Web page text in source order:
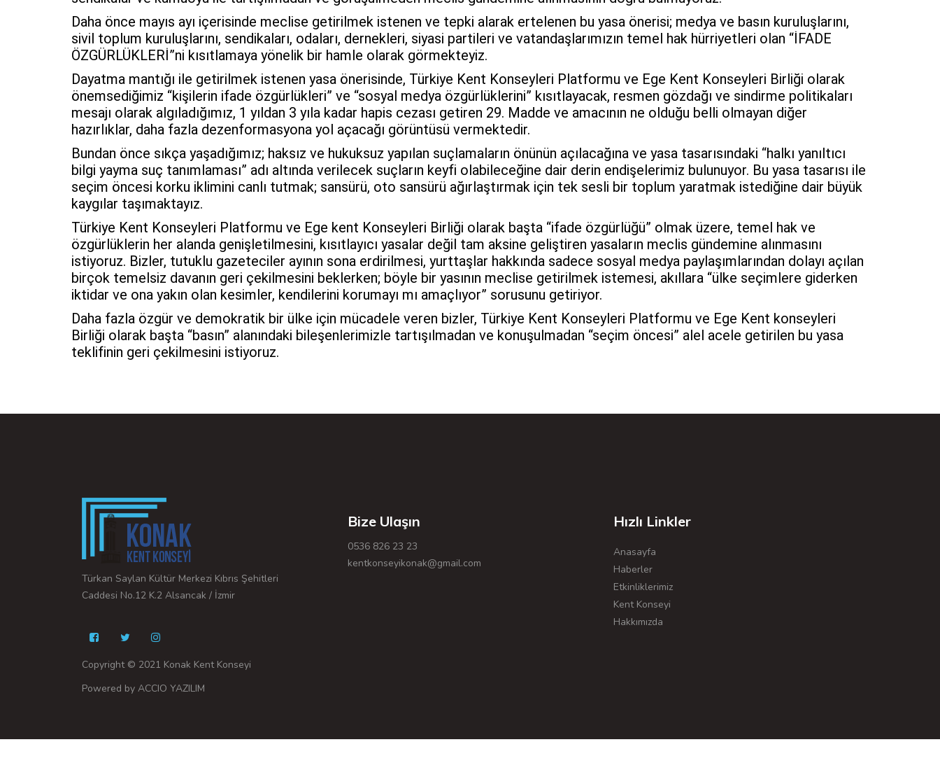
Daha önce mayıs ayı içerisinde meclise getirilmek istenen ve tepki alarak ertelenen bu yasa önerisi; medya ve basın kuruluşlarını,
sivil toplum kuruluşlarını, sendikaları, odaları, dernekleri, siyasi partileri ve vatandaşlarımızın temel hak hürriyetleri olan “İFADE
ÖZGÜRLÜKLERİ”ni kısıtlamaya yönelik bir hamle olarak görmekteyiz.
Dayatma mantığı ile getirilmek istenen yasa önerisinde, Türkiye Kent Konseyleri Platformu ve Ege Kent Konseyleri Birliği olarak
önemsediğimiz “kişilerin ifade özgürlükleri” ve “sosyal medya özgürlüklerini” kısıtlayacak, resmen gözdağı ve sindirme politikaları
mesajı olarak algıladığımız, 1 yıldan 3 yıla kadar hapis cezası getiren 29. Madde ve amacının ne olduğu belli olmayan diğer
hazırlıklar, daha fazla dezenformasyona yol açacağı görüntüsü vermektedir.
Bundan önce sıkça yaşadığımız; haksız ve hukuksuz yapılan suçlamaların önünün açılacağına ve yasa tasarısındaki “halkı yanıltıcı
bilgi yayma suç tanımlaması” adı altında verilecek suçların keyfi olabileceğine dair derin endişelerimiz bulunuyor. Bu yasa tasarısı ile
seçim öncesi korku iklimini canlı tutmak; sansürü, oto sansürü ağırlaştırmak için tek sesli bir toplum yaratmak istediğine dair büyük
kaygılar taşımaktayız.
Türkiye Kent Konseyleri Platformu ve Ege kent Konseyleri Birliği olarak başta “ifade özgürlüğü” olmak üzere, temel hak ve
özgürlüklerin her alanda genişletilmesini, kısıtlayıcı yasalar değil tam aksine geliştiren yasaların meclis gündemine alınmasını
istiyoruz. Bizler, tutuklu gazeteciler ayının sona erdirilmesi, yurttaşlar hakkında sadece sosyal medya paylaşımlarından dolayı açılan
birçok temelsiz davanın geri çekilmesini beklerken; böyle bir yasının meclise getirilmek istemesi, akıllara “ülke seçimlere giderken
iktidar ve ona yakın olan kesimler, kendilerini korumayı mı amaçlıyor” sorusunu getiriyor.
Daha fazla özgür ve demokratik bir ülke için mücadele veren bizler, Türkiye Kent Konseyleri Platformu ve Ege Kent konseyleri
Birliği olarak başta “basın” alanındaki bileşenlerimizle tartışılmadan ve konuşulmadan “seçim öncesi” alel acele getirilen bu yasa
teklifinin geri çekilmesini istiyoruz.
Türkan Saylan Kültür Merkezi Kıbrıs Şehitleri
Caddesi No.12 K.2 Alsancak / İzmir
Copyright © 2021 Konak Kent Konseyi
Powered by ACCIO YAZILIM
Bize Ulaşın
0536 826 23 23
kentkonseyikonak@gmail.com
Hızlı Linkler
Anasayfa
Haberler
Etkinliklerimiz
Kent Konseyi
Hakkımızda